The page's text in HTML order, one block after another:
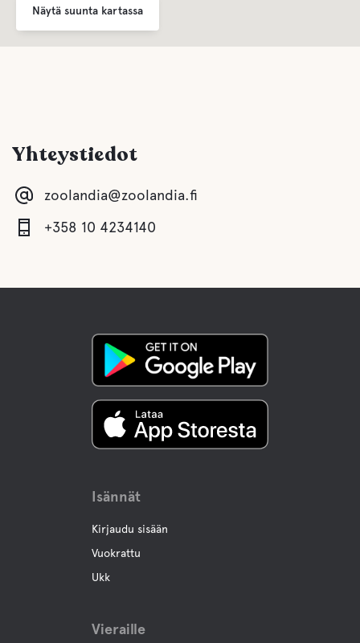
Näytä suunta kartassa
Yhteystiedot
zoolandia@zoolandia.fi
+358 10 4234140
Isännät
Kirjaudu sisään
Vuokrattu
Ukk
Vieraille